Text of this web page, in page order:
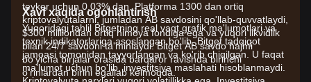
teyker uchun 0.03% dan. Platforma 1300 dan ortiq
kriptovalyutalarni, jumladan AB savdosini qo'llab-quvvatlaydi,
$300 milliondan ortiq himoya fondiga ega va yuqori likvidlik
bilan 24/7 savdoni ta'minlaydi. Bitget AB savdo hajmi
bo'yicha birjalar orasida barqaror ravishda birinchi
o'rinlardan birini egallab kelmoqda.
Xavf xaqida ogohlantirish
Yuqoridagi tahlil Bitgetning real vaqt grafik ma'lumotlari va
texnik indikatorlariga asoslangan bo'lib, Bitget tadqiqot
jamoasi tomonidan tayyorlangan va ko'rib chiqilgan. U faqat
ma'lumot uchun bo'lib, investitsiya maslahati hisoblanmaydi.